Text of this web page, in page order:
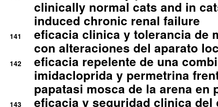
clinically normal cats and in
induced chronic renal failure
141
eficacia clinica y tolerancia de
con alteraciones del aparato
142
eficacia repelente de una
imidacloprida y permetrina
papatasi mosca de la arena en
143
eficacia y seguridad clinica del